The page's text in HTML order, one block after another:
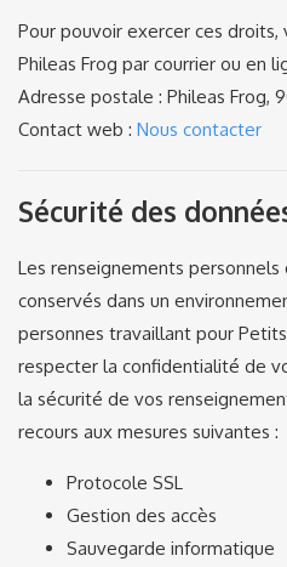
Pour pouvoir exercer ces
Phileas Frog par courrier ou en
Adresse postale : Phileas Frog,
Contact web : Nous contacter
Sécurité des
Les renseignements
conservés dans un
personnes travaillant pour
respecter la confidentialité de
la sécurité de vos
recours aux mesures suivantes :
Protocole SSL
Gestion des accès
Sauvegarde informatique